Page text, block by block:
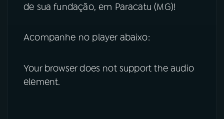
de sua fundação, em Paracatu (MG)!
Acompanhe no player abaixo:
Your browser does not support the audio
element.